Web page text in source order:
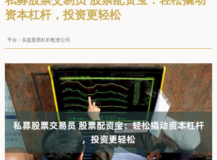
资本杠杆，投资更轻松
平台：实盘股票杠杆配资公司